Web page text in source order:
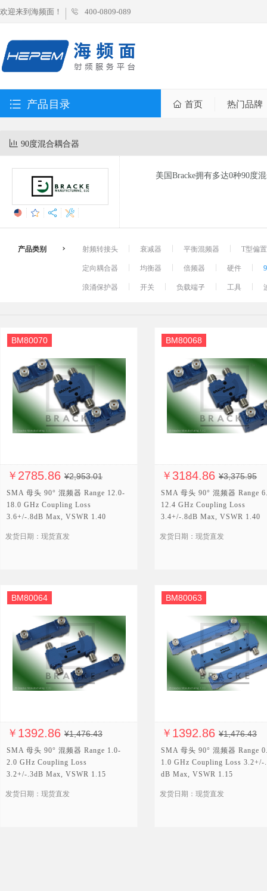
欢迎来到海频面！ 400-0809-089
产品目录 首页 热门品牌
90度混合耦合器
美国Bracke拥有多达0种90度
产品类别 射频转接头 衰减器 平衡混频器
T型偏
定向耦合器
均衡器 倍频器 硬件
浪涌保护器
开关 负载端子 工具
￥ 2785.86 ¥2,953.01
BM80070
SMA 母头 90° 混频器 Range 12.0-
18.0 GHz Coupling Loss
3.6+/-.8dB Max, VSWR 1.40
发货日期：现货直发
￥ 3184.86 ¥3,375.95
BM80068
SMA 母头 90° 混频器 Range
12.4 GHz Coupling Loss
3.4+/-.8dB Max, VSWR 1.40
发货日期：现货直发
￥ 1392.86 ¥1,476.43
BM80064
SMA 母头 90° 混频器 Range 1.0-
2.0 GHz Coupling Loss
3.2+/-.3dB Max, VSWR 1.15
发货日期：现货直发
￥ 1392.86 ¥1,476.43
BM80063
SMA 母头 90° 混频器 Range
1.0 GHz Coupling Loss 3.2+/-
dB Max, VSWR 1.15
发货日期：现货直发